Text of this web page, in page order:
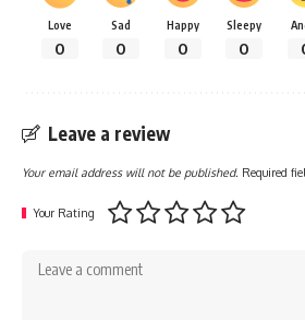
Love
0
Sad
0
Happy
0
Sleepy
0
Leave a review
Your email address will not be published. Required
Your Rating